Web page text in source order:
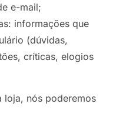
e-mail;
informações que
(dúvidas,
críticas, elogios
loja, nós poderemos